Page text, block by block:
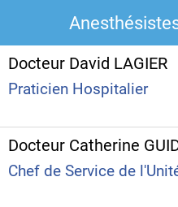
Docteur David LAGIER
Praticien Hospitalier
Docteur Catherine
Chef de Service de